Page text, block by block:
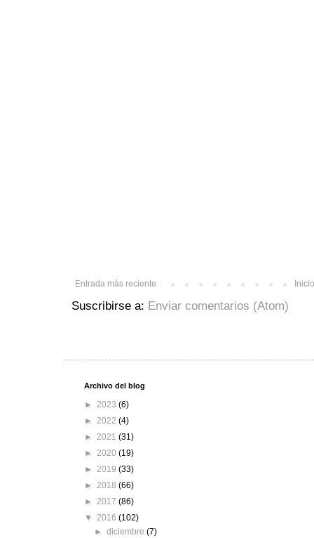
Entrada más reciente Inicio
Suscribirse a: Enviar comentarios (Atom)
Archivo del blog
► 2023 (6)
► 2022 (4)
► 2021 (31)
► 2020 (19)
► 2019 (33)
► 2018 (66)
► 2017 (86)
▼ 2016 (102)
►diciembre(7)